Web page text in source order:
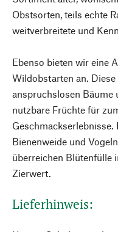
Obstsorten, teils echte
weitverbreitete und
Ebenso bieten wir eine
Wildobstarten an.
anspruchslosen Bäume
nutzbare Früchte für
Bienenweide und
überreichen Blütenfülle
Zierwert.
Lieferhinweis: